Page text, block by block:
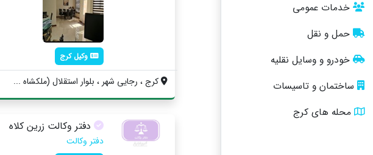
خدمات عمومی
حمل و نقل
خودرو و وسایل نقلیه
ساختمان و تاسیسات
محله های کرج
وکیل کرج
کرج ، رجایی شهر ، بلوار استقلال (ملکشاه ...
دفتر وکالت زرین کلاه
دفتر وکالت